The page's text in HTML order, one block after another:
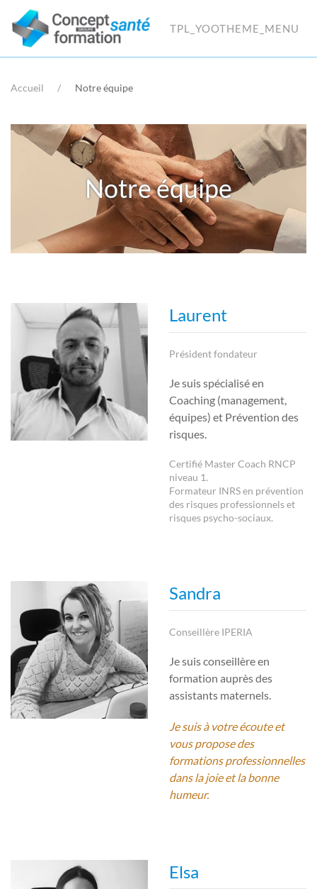
TPL_YOOTHEME_MENU
Accueil Notre équipe
Notre équipe
Laurent
Président fondateur
Je suis spécialisé en
Coaching (management,
équipes) et Prévention des
risques.
Certifié Master Coach RNCP
niveau 1.
Formateur INRS en prévention
des risques professionnels et
risques psycho-sociaux.
Sandra
Conseillère IPERIA
Je suis conseillère en
formation auprès des
assistants maternels.
Je suis à votre écoute et
vous propose des
formations professionnelles
dans la joie et la bonne
humeur.
Elsa